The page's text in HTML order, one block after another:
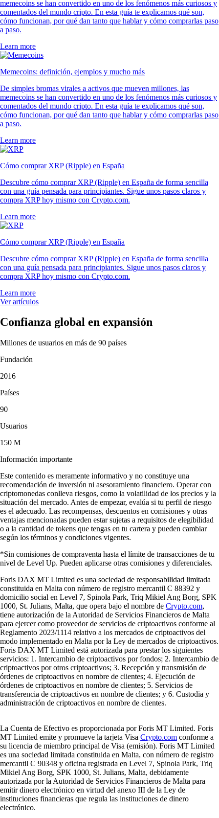
memecoins se han convertido en uno de los fenómenos más curiosos y
comentados del mundo cripto. En esta guía te explicamos qué son,
cómo funcionan, por qué dan tanto que hablar y cómo comprarlas paso
a paso.
Learn more
Memecoins: definición, ejemplos y mucho más
De simples bromas virales a activos que mueven millones, las
memecoins se han convertido en uno de los fenómenos más curiosos y
comentados del mundo cripto. En esta guía te explicamos qué son,
cómo funcionan, por qué dan tanto que hablar y cómo comprarlas paso
a paso.
Learn more
Cómo comprar XRP (Ripple) en España
Descubre cómo comprar XRP (Ripple) en España de forma sencilla
con una guía pensada para principiantes. Sigue unos pasos claros y
compra XRP hoy mismo con Crypto.com.
Learn more
Cómo comprar XRP (Ripple) en España
Descubre cómo comprar XRP (Ripple) en España de forma sencilla
con una guía pensada para principiantes. Sigue unos pasos claros y
compra XRP hoy mismo con Crypto.com.
Learn more
Ver artículos
Confianza global en expansión
Millones de usuarios en más de 90 países
Fundación
2016
Países
90
Usuarios
150 M
Información importante
Este contenido es meramente informativo y no constituye una
recomendación de inversión ni asesoramiento financiero. Operar con
criptomonedas conlleva riesgos, como la volatilidad de los precios y la
situación del mercado. Antes de empezar, evalúa si tu perfil de riesgo
es el adecuado. Las recompensas, descuentos en comisiones y otras
ventajas mencionadas pueden estar sujetas a requisitos de elegibilidad
o a la cantidad de tokens que tengas en tu cartera y pueden cambiar
según los términos y condiciones vigentes.
*Sin comisiones de compraventa hasta el límite de transacciones de tu
nivel de Level Up. Pueden aplicarse otras comisiones y diferenciales.
Foris DAX MT Limited es una sociedad de responsabilidad limitada
constituida en Malta con número de registro mercantil C 88392 y
domicilio social en Level 7, Spinola Park, Triq Mikiel Ang Borg, SPK
1000, St. Julians, Malta, que opera bajo el nombre de Crypto.com,
tiene autorización de la Autoridad de Servicios Financieros de Malta
para ejercer como proveedor de servicios de criptoactivos conforme al
Reglamento 2023/1114 relativo a los mercados de criptoactivos del
modo implementado en Malta por la Ley de mercados de criptoactivos.
Foris DAX MT Limited está autorizada para prestar los siguientes
servicios: 1. Intercambio de criptoactivos por fondos; 2. Intercambio de
criptoactivos por otros criptoactivos; 3. Recepción y transmisión de
órdenes de criptoactivos en nombre de clientes; 4. Ejecución de
órdenes de criptoactivos en nombre de clientes; 5. Servicios de
transferencia de criptoactivos en nombre de clientes; y 6. Custodia y
administración de criptoactivos en nombre de clientes.
La Cuenta de Efectivo es proporcionada por Foris MT Limited. Foris
MT Limited emite y promueve la tarjeta Visa Crypto.com conforme a
su licencia de miembro principal de Visa (emisión). Foris MT Limited
es una sociedad limitada constituida en Malta, con número de registro
mercantil C 90348 y oficina registrada en Level 7, Spinola Park, Triq
Mikiel Ang Borg, SPK 1000, St. Julians, Malta, debidamente
autorizada por la Autoridad de Servicios Financieros de Malta para
emitir dinero electrónico en virtud del anexo III de la Ley de
instituciones financieras que regula las instituciones de dinero
electrónico.